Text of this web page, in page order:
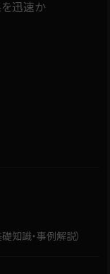
を迅速か
知識・事例解説）